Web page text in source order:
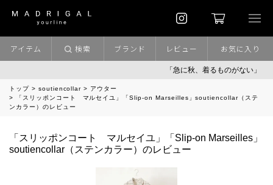
「急に秋、着るものがない」
アイテム 検索 ブランド レビュー お気に入り
トップ soutiencollar
アウター
「スリッポンコート マルセイユ」「Slip-on Marseilles」soutiencollar（ステ
ンカラー）のレビュー
「スリッポンコート マルセイユ」「Slip-on Marseilles」
soutiencollar（ステンカラー）のレビュー